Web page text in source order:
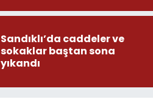
Sandıklı’da caddeler ve
sokaklar baştan sona
yıkandı